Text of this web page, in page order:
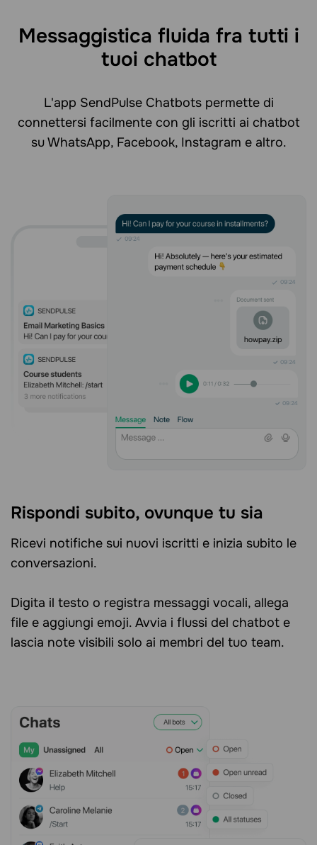
Messaggistica fluida fra tutti i
tuoi chatbot
L'app SendPulse Chatbots permette di
connettersi facilmente con gli iscritti ai chatbot
su WhatsApp, Facebook, Instagram e altro.
Rispondi subito, ovunque tu sia
Ricevi notifiche sui nuovi iscritti e inizia subito le
conversazioni.
Digita il testo o registra messaggi vocali, allega
file e aggiungi emoji. Avvia i flussi del chatbot e
lascia note visibili solo ai membri del tuo team.